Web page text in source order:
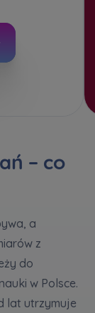
informacji
do
– co
a
z
do
w Polsce.
lat utrzymuje
(Замовляю
jakość i
do
гк